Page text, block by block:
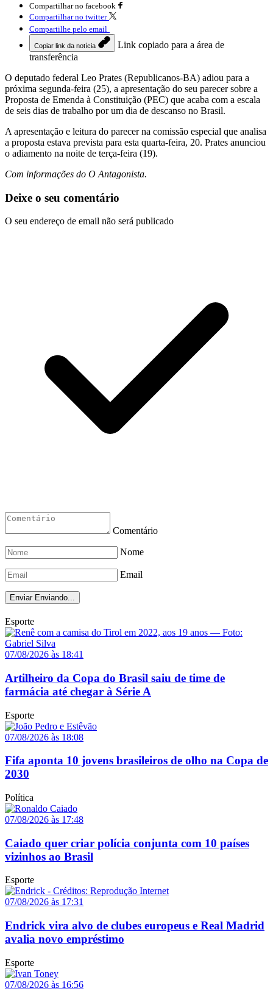
Compartilhar no facebook
Compartilhar no twitter
Compartilhe pelo email
Copiar link da notícia
Link copiado para a área de
transferência
O deputado federal Leo Prates (Republicanos-BA) adiou para a
próxima segunda-feira (25), a apresentação do seu parecer sobre a
Proposta de Emenda à Constituição (PEC) que acaba com a escala
de seis dias de trabalho por um dia de descanso no Brasil.
A apresentação e leitura do parecer na comissão especial que analisa
a proposta estava prevista para esta quarta-feira, 20. Prates anunciou
o adiamento na noite de terça-feira (19).
Com informações do O Antagonista.
Deixe o seu comentário
O seu endereço de email não será publicado
Comentário
Nome
Email
Enviar Enviando...
Esporte
07/08/2026 às 18:41
Artilheiro da Copa do Brasil saiu de time de
farmácia até chegar à Série A
Esporte
07/08/2026 às 18:08
Fifa aponta 10 jovens brasileiros de olho na Copa de
2030
Política
07/08/2026 às 17:48
Caiado quer criar polícia conjunta com 10 países
vizinhos ao Brasil
Esporte
07/08/2026 às 17:31
Endrick vira alvo de clubes europeus e Real Madrid
avalia novo empréstimo
Esporte
07/08/2026 às 16:56